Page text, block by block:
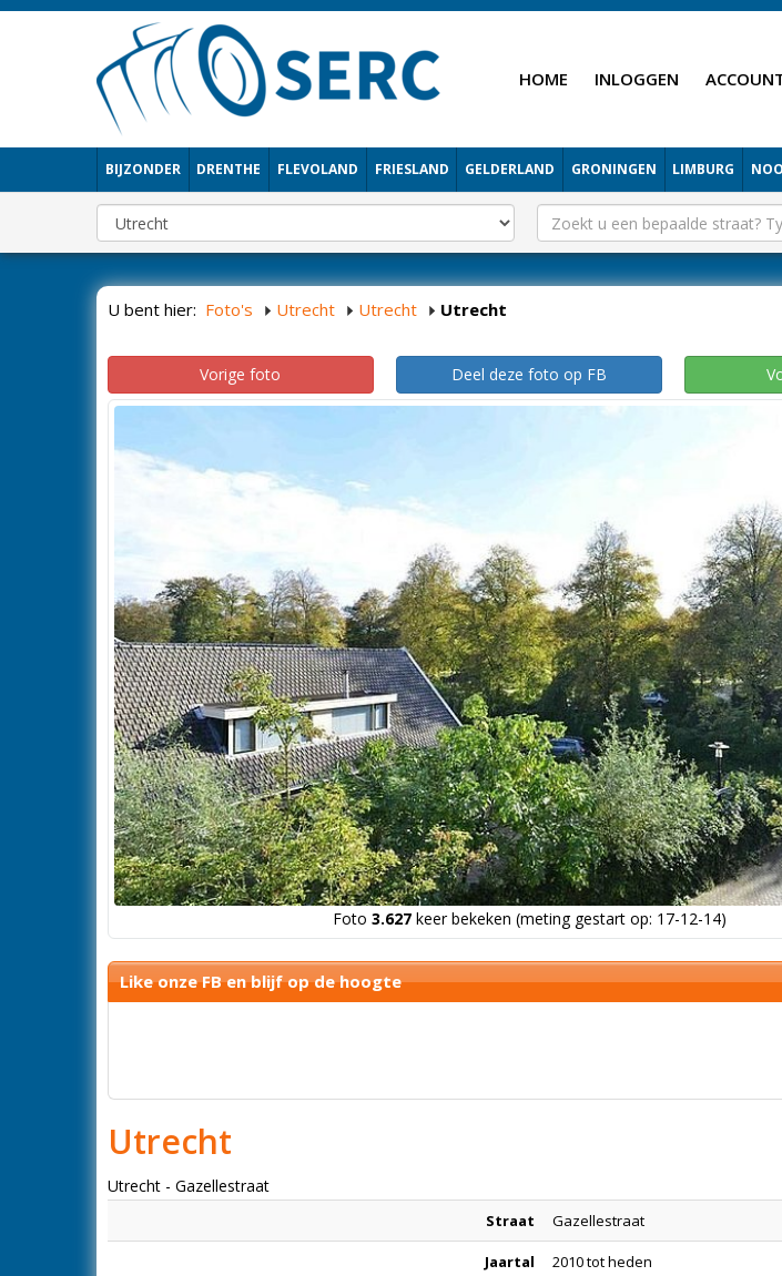
HOME INLOGGEN
BIJZONDER DRENTHE FLEVOLAND FRIESLAND GELDERLAND GRONINGEN LIMBURG
U bent hier: Foto's Utrecht Utrecht Utrecht
Vorige foto Deel deze foto op FB
Foto 3.627keer bekeken (meting gestart op: 17-12-14)
Like onze FB en blijf op de hoogte
Utrecht
Utrecht - Gazellestraat
Straat Gazellestraat
Jaartal 2010 tot heden